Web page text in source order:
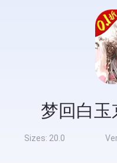
梦回白玉
Sizes: 20.0